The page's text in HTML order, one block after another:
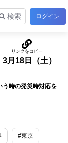
検索 ログイン
月18日（土）
う時の発災時対応を
#東京